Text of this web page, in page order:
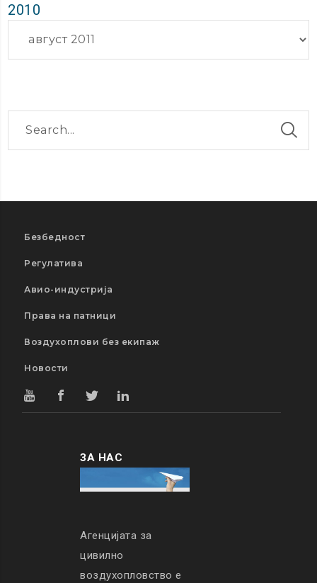
2010
Безбедност
Регулатива
Авио-индустрија
Права на патници
Воздухоплови без екипаж
Новости
ЗА НАС
Агенцијата за
цивилно
воздухопловство е